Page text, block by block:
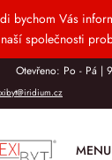
bychom Vás
společnosti
Otevřeno: Po - Pá |
MENU